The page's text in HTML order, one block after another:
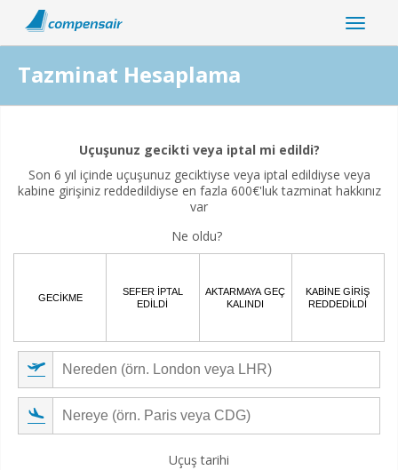
Tazminat Hesaplama
Hayır
Uçuşunuz gecikti veya iptal mi edildi?
Son 6 yıl içinde uçuşunuz geciktiyse veya iptal edildiyse veya
kabine girişiniz reddedildiyse en fazla 600€'luk tazminat hakkınız
var
Ne oldu?
GECIKME
SEFER IPTAL
EDILDI
AKTARMAYA GEÇ
KALINDI
KABINE GIRIŞ
REDDEDILDI
Uçuş tarihi